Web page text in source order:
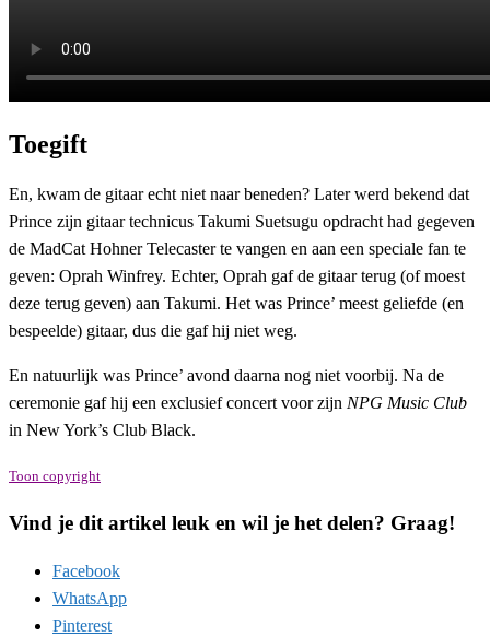
Toegift
En, kwam de gitaar echt niet naar beneden? Later werd bekend dat
Prince zijn gitaar technicus Takumi Suetsugu opdracht had gegeven
de MadCat Hohner Telecaster te vangen en aan een speciale fan te
geven: Oprah Winfrey. Echter, Oprah gaf de gitaar terug (of moest
deze terug geven) aan Takumi. Het was Prince’ meest geliefde (en
bespeelde) gitaar, dus die gaf hij niet weg.
En natuurlijk was Prince’ avond daarna nog niet voorbij. Na de
ceremonie gaf hij een exclusief concert voor zijn NPG Music Club
in New York’s Club Black.
Toon copyright
Vind je dit artikel leuk en wil je het delen? Graag!
Facebook
WhatsApp
Pinterest